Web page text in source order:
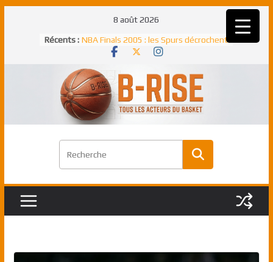
8 août 2026
Récents : meilleur défenseur d’une saison NBA
NBA Finals 2005 : les Spurs décrochent
face aux Pistons
NBA Finals 2021 : les Bucks et Giannis
Antetokounmpo triomphent, le Greek
Freek élu MVP
Shai Gilgeous-Alexander : son premier
canadien transcendant face aux Spurs
Pau Gasol dans l’histoire en 2002 :
l’année